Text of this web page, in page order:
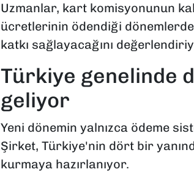
Uzmanlar, kart komisyonunun
ücretlerinin ödendiği
katkı sağlayacağını
Türkiye genelinde
geliyor
Yeni dönemin yalnızca ödeme
Şirket, Türkiye'nin dört bir
kurmaya hazırlanıyor.